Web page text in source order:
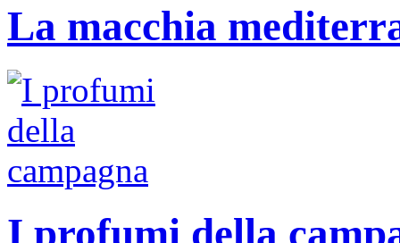
La macchia
I profumi della